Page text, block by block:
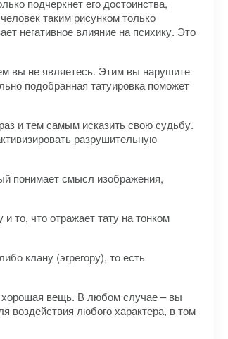
подчеркнет его достоинства,
таким рисунком только
негативное влияние на психику. Это
вы не являетесь. Этим вы нарушите
подобранная татуировка поможет
и тем самым исказить свою судьбу.
разрушительную
понимает смысл изображения,
то, что отражает тату на тонком
клану (эгрегору), то есть
хорошая вещь. В любом случае – вы
воздействия любого характера, в том